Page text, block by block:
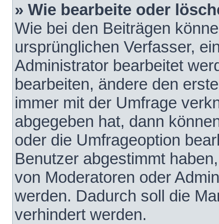
» Wie bearbeite oder
Wie bei den Beiträgen
ursprünglichen Verfasser,
Administrator bearbeitet
bearbeiten, ändere den
immer mit der Umfrage
abgegeben hat, dann
oder die Umfrageoption
Benutzer abgestimmt
von Moderatoren oder
werden. Dadurch soll die
verhindert werden.